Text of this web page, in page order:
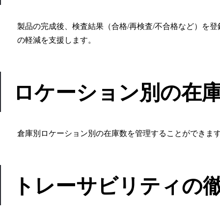
製品の完成後、検査結果（合格/再検査/不合格など）を
の軽減を支援します。
ロケーション別の在
倉庫別ロケーション別の在庫数を管理することができま
トレーサビリティの